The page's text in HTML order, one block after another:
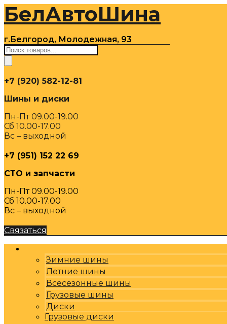
Перейти
содержимому
БелАвтоШина
г.Белгород, Молодежная, 93
Поиск
товаров
+7 (920) 582-12-81
Шины и диски
Пн-Пт 09.00-19.00
Сб 10.00-17.00
Вс – выходной
+7 (951) 152 22 69
СТО и запчасти
Пн-Пт 09.00-19.00
Сб 10.00-17.00
Вс – выходной
Связаться
Зимние шины
Летние шины
Всесезонные шины
Грузовые шины
Диски
Грузовые диски